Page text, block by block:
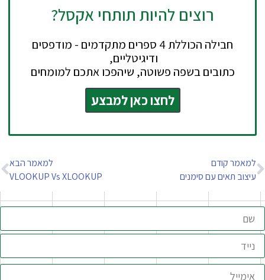
רוצים להיות תותחי אקסל?
חבילה הכוללת 4 ספרים מתקדמים - מודפסים
ודיגיטליים,
כתובים בשפה פשוטה, שיהפכו אתכם למומחים
לחצו כאן למבצע
למאמר קודם
עיצוב תאים עם סימנים
למאמר הבא
VLOOKUP Vs XLOOKUP